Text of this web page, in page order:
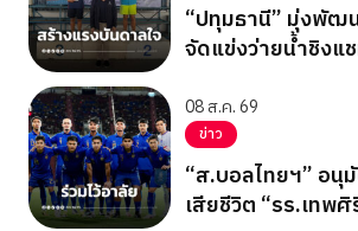
“ปทุมธานี” มุ่งพัฒ
จัดแข่งว่ายน้ำชิงแ
08 ส.ค. 69
ข่าว
“ส.บอลไทยฯ” อนุ
เสียชีวิต “รร.เทพ